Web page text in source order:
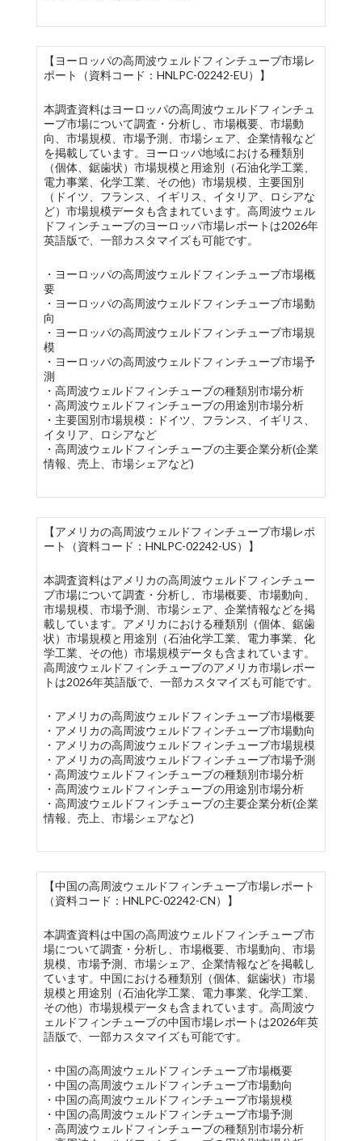
【ヨーロッパの高周波ウェルドフィンチューブ市場レ
ポート（資料コード：HNLPC-02242-EU）】
本調査資料はヨーロッパの高周波ウェルドフィンチュ
ーブ市場について調査・分析し、市場概要、市場動
向、市場規模、市場予測、市場シェア、企業情報など
を掲載しています。ヨーロッパ地域における種類別
（個体、鋸歯状）市場規模と用途別（石油化学工業、
電力事業、化学工業、その他）市場規模、主要国別
（ドイツ、フランス、イギリス、イタリア、ロシアな
ど）市場規模データも含まれています。高周波ウェル
ドフィンチューブのヨーロッパ市場レポートは2026年
英語版で、一部カスタマイズも可能です。
・ヨーロッパの高周波ウェルドフィンチューブ市場概
要
・ヨーロッパの高周波ウェルドフィンチューブ市場動
向
・ヨーロッパの高周波ウェルドフィンチューブ市場規
模
・ヨーロッパの高周波ウェルドフィンチューブ市場予
測
・高周波ウェルドフィンチューブの種類別市場分析
・高周波ウェルドフィンチューブの用途別市場分析
・主要国別市場規模：ドイツ、フランス、イギリス、
イタリア、ロシアなど
・高周波ウェルドフィンチューブの主要企業分析(企業
情報、売上、市場シェアなど)
【アメリカの高周波ウェルドフィンチューブ市場レポ
ート（資料コード：HNLPC-02242-US）】
本調査資料はアメリカの高周波ウェルドフィンチュー
ブ市場について調査・分析し、市場概要、市場動向、
市場規模、市場予測、市場シェア、企業情報などを掲
載しています。アメリカにおける種類別（個体、鋸歯
状）市場規模と用途別（石油化学工業、電力事業、化
学工業、その他）市場規模データも含まれています。
高周波ウェルドフィンチューブのアメリカ市場レポー
トは2026年英語版で、一部カスタマイズも可能です。
・アメリカの高周波ウェルドフィンチューブ市場概要
・アメリカの高周波ウェルドフィンチューブ市場動向
・アメリカの高周波ウェルドフィンチューブ市場規模
・アメリカの高周波ウェルドフィンチューブ市場予測
・高周波ウェルドフィンチューブの種類別市場分析
・高周波ウェルドフィンチューブの用途別市場分析
・高周波ウェルドフィンチューブの主要企業分析(企業
情報、売上、市場シェアなど)
【中国の高周波ウェルドフィンチューブ市場レポート
（資料コード：HNLPC-02242-CN）】
本調査資料は中国の高周波ウェルドフィンチューブ市
場について調査・分析し、市場概要、市場動向、市場
規模、市場予測、市場シェア、企業情報などを掲載し
ています。中国における種類別（個体、鋸歯状）市場
規模と用途別（石油化学工業、電力事業、化学工業、
その他）市場規模データも含まれています。高周波ウ
ェルドフィンチューブの中国市場レポートは2026年英
語版で、一部カスタマイズも可能です。
・中国の高周波ウェルドフィンチューブ市場概要
・中国の高周波ウェルドフィンチューブ市場動向
・中国の高周波ウェルドフィンチューブ市場規模
・中国の高周波ウェルドフィンチューブ市場予測
・高周波ウェルドフィンチューブの種類別市場分析